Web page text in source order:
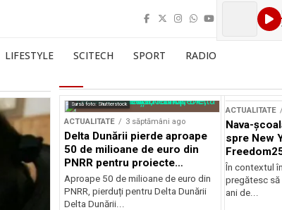
LIFESTYLE SCITECH SPORT RADIO
Sursă foto: Shutterstock
ACTUALITATE 3 săptămâni ago
Delta Dunării pierde aproape
50 de milioane de euro din
PNRR pentru proiecte
esențiale
Aproape 50 de milioane de euro din
PNRR, pierduți pentru Delta Dunării
Delta Dunării...
ACTUALITATE
Nava-
spre New
aniversare
În contextul
pregătesc
ani de...